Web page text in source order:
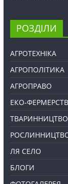
РОЗДІЛИ
АГРОТЕХНІКА
АГРОПОЛІТИКА
АГРОПРАВО
ЕКО-
ТВАРИННИЦТВО
ЛЯ СЕЛО
БЛОГИ